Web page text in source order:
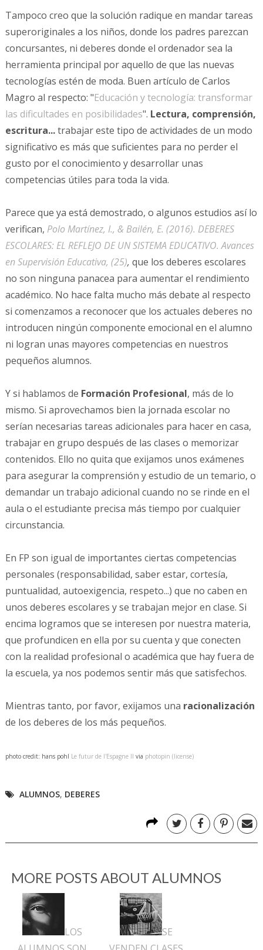
Tampoco creo que la solución radique en mandar tareas
superoriginales a los niños, donde los padres parezcan
concursantes, ni deberes donde el ordenador sea la
herramienta principal por aquello de que las nuevas
tecnologías estén de moda. Buen artículo de Carlos
Magro al respecto: "Educación y tecnología: transformar
las dificultades en posibilidades". Lectura, comprensión,
escritura...trabajar este tipo de actividades de un modo
significativo es más que suficientes para no perder el
gusto por el conocimiento y desarrollar unas
competencias útiles para toda la vida.
Parece que ya está demostrado, o algunos estudios así lo
verifican, Polo Martínez, I., & Bailén, E. (2016). DEBERES
ESCOLARES: EL REFLEJO DE UN SISTEMA EDUCATIVO. Avances
en Supervisión Educativa, (25), que los deberes escolares
no son ninguna panacea para aumentar el rendimiento
académico. No hace falta mucho más debate al respecto
si comenzamos a reconocer que los actuales deberes no
introducen ningún componente emocional en el alumno
ni logran unas mayores competencias en nuestros
pequeños alumnos.
Y si hablamos de Formación Profesional, más de lo
mismo. Si aprovechamos bien la jornada escolar no
serían necesarias tareas adicionales para hacer en casa,
trabajar en grupo después de las clases o memorizar
contenidos. Ello no quita que exijamos unos exámenes
para asegurar la comprensión y estudio de un temario, o
demandar un trabajo adicional cuando no se rinde en el
aula o el estudiante precisa más tiempo por cualquier
circunstancia.
En FP son igual de importantes ciertas competencias
personales (responsabilidad, saber estar, cortesía,
puntualidad, autoexigencia, respeto...) que no caben en
unos deberes escolares y se trabajan mejor en clase. Si
encima logramos que se interesen por nuestra materia,
que profundicen en ella por su cuenta y que conecten
con la realidad profesional o académica que hay fuera de
la escuela, ya nos podemos sentir más que satisfechos.
Mientras tanto, por favor, exijamos una racionalización
de los deberes de los más pequeños.
photo credit: hans pohl Le futur de l'Espagne II via photopin (license)
ALUMNOS, DEBERES
MORE POSTS ABOUT ALUMNOS
LOS
SE